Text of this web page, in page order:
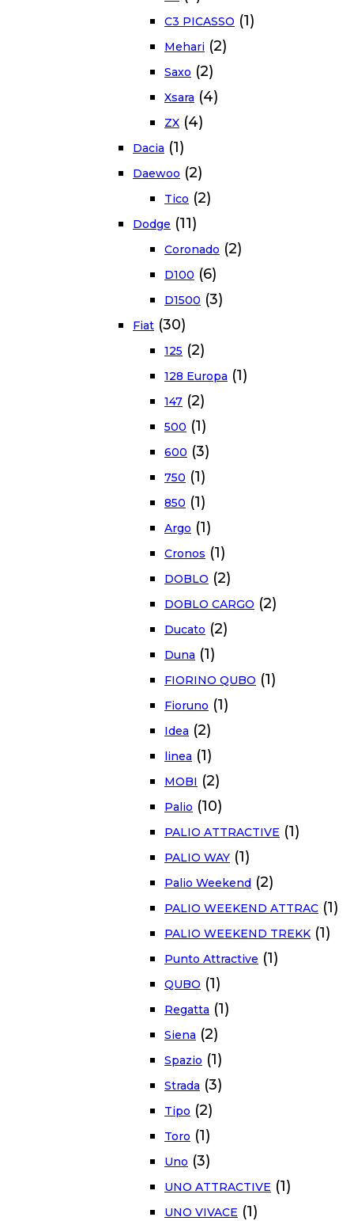
C3 PICASSO (1)
Mehari (2)
Saxo (2)
Xsara (4)
ZX (4)
Dacia (1)
Daewoo (2)
Tico (2)
Dodge (11)
Coronado (2)
D100 (6)
D1500 (3)
Fiat (30)
125 (2)
128 Europa (1)
147 (2)
500 (1)
600 (3)
750 (1)
850 (1)
Argo (1)
Cronos (1)
DOBLO (2)
DOBLO CARGO (2)
Ducato (2)
Duna (1)
FIORINO QUBO (1)
Fioruno (1)
Idea (2)
linea (1)
MOBI (2)
Palio (10)
PALIO ATTRACTIVE (1)
PALIO WAY (1)
Palio Weekend (2)
PALIO WEEKEND ATTRAC (1)
PALIO WEEKEND TREKK (1)
Punto Attractive (1)
QUBO (1)
Regatta (1)
Siena (2)
Spazio (1)
Strada (3)
Tipo (2)
Toro (1)
Uno (3)
UNO ATTRACTIVE (1)
UNO VIVACE (1)